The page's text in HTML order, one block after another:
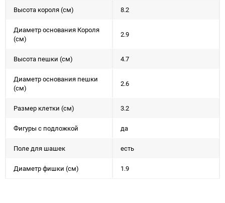
Высота короля (см) 8.2
Диаметр основания Короля
(см)
2.9
Высота пешки (см) 4.7
Диаметр основания пешки
(см)
2.6
Размер клетки (см) 3.2
Фигуры с подложкой да
Поле для шашек есть
Диаметр фишки (см) 1.9